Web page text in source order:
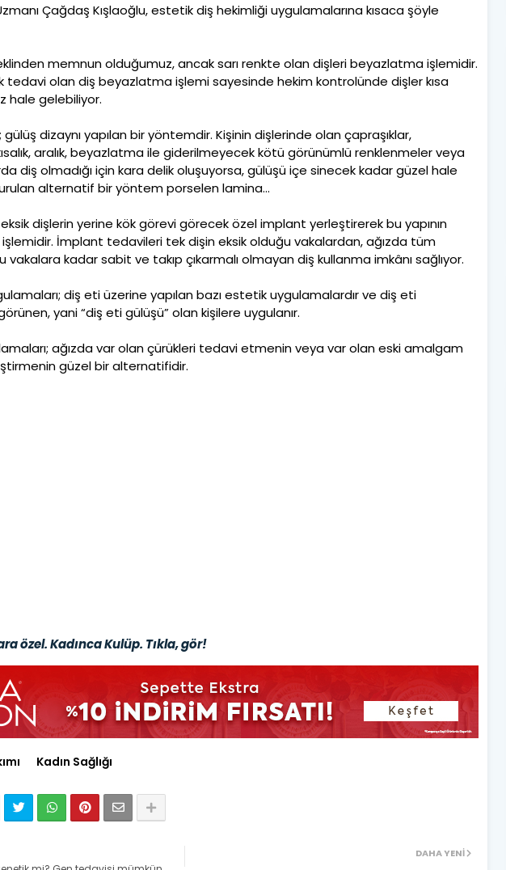
Çağdaş Kışlaoğlu, estetik diş hekimliği uygulamalarına kısaca şöyle
memnun olduğumuz, ancak sarı renkte olan dişleri beyazlatma işlemidir.
tedavi olan diş beyazlatma işlemi sayesinde hekim kontrolünde dişler kısa
hale gelebiliyor.
dizaynı yapılan bir yöntemdir. Kişinin dişlerinde olan çapraşıklar,
aralık, beyazlatma ile giderilmeyecek kötü görünümlü renklenmeler veya
diş olmadığı için kara delik oluşuyorsa, gülüşü içe sinecek kadar güzel hale
alternatif bir yöntem porselen lamina...
dişlerin yerine kök görevi görecek özel implant yerleştirerek bu yapının
İmplant tedavileri tek dişin eksik olduğu vakalardan, ağızda tüm
vakalara kadar sabit ve takıp çıkarmalı olmayan diş kullanma imkânı sağlıyor.
diş eti üzerine yapılan bazı estetik uygulamalardır ve diş eti
yani “diş eti gülüşü” olan kişilere uygulanır.
ağızda var olan çürükleri tedavi etmenin veya var olan eski amalgam
güzel bir alternatifidir.
özel. Kadınca Kulüp. Tıkla, gör!
Kadın Sağlığı
DAHA YENI